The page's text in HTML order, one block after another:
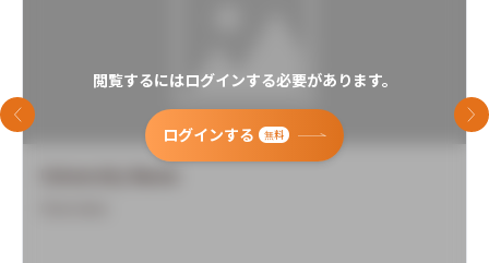
閲覧するにはログインする必要があります。
ログインする 無料
前のスライド 次